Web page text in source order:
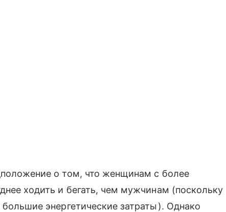
о том, что женщинам с более
ходить и бегать, чем мужчинам (поскольку
энергетические затраты). Однако